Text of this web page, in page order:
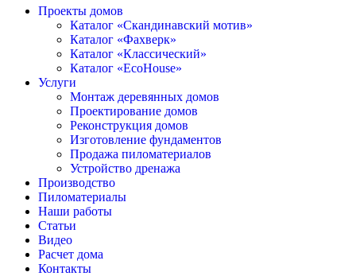
Проекты домов
Каталог «Скандинавский мотив»
Каталог «Фахверк»
Каталог «Классический»
Каталог «EcoHouse»
Услуги
Монтаж деревянных домов
Проектирование домов
Реконструкция домов
Изготовление фундаментов
Продажа пиломатериалов
Устройство дренажа
Производство
Пиломатериалы
Наши работы
Статьи
Видео
Расчет дома
Контакты